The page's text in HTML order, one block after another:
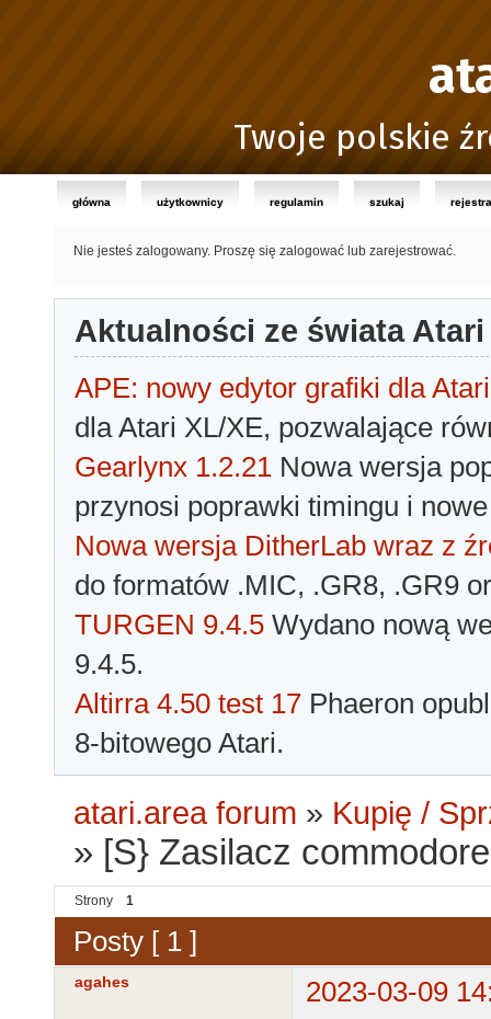
Twoje polskie
główna użytkownicy regulamin szukaj
Nie jesteś zalogowany. Proszę się zalogować lub zarejestrować.
Aktualności ze świata Atari
APE: nowy edytor grafiki dla Atari
dla Atari XL/XE, pozwalające
Gearlynx 1.2.21 Nowa wersja
przynosi poprawki timingu i
Nowa wersja DitherLab wraz z
do formatów .MIC, .GR8, .GR9
TURGEN 9.4.5 Wydano nową
9.4.5.
Altirra 4.50 test 17 Phaeron
8-bitowego Atari.
atari.area forum » Kupię /
» [S} Zasilacz
Strony 1
Posty [ 1 ]
agahes
2023-03-09